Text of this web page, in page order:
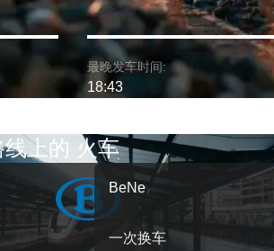
最晚发车时间:
18:43
上的 火车
BeNe
一次换车